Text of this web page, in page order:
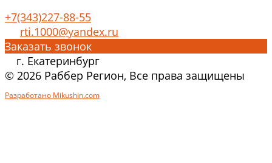
+7(343)227-88-55
rti.1000@yandex.ru
Заказать звонок
г. Екатеринбург
© 2026 Раббер Регион, Все права защищены
Разработано Mikushin.com